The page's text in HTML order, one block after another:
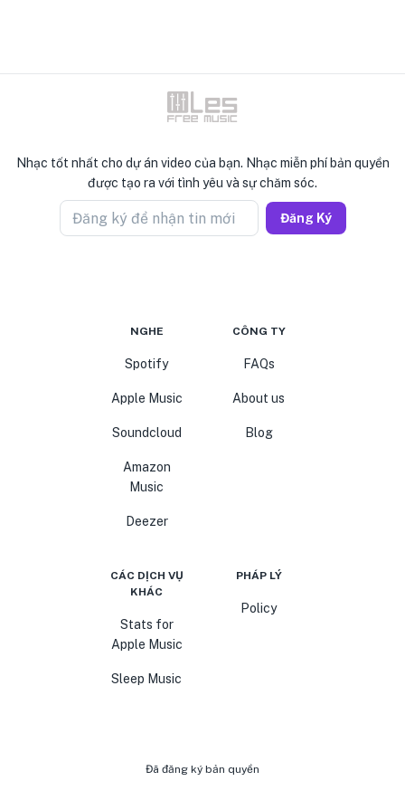
Nhạc tốt nhất cho dự án video của bạn. Nhạc miễn phí bản quyền
được tạo ra với tình yêu và sự chăm sóc.
Đăng ký để nhận tin mới Đăng Ký
NGHE
Spotify
Apple Music
Soundcloud
Amazon
Music
Deezer
CÔNG TY
FAQs
About us
Blog
CÁC DỊCH VỤ
KHÁC
Stats for
Apple Music
Sleep Music
PHÁP LÝ
Policy
Đã đăng ký bản quyền